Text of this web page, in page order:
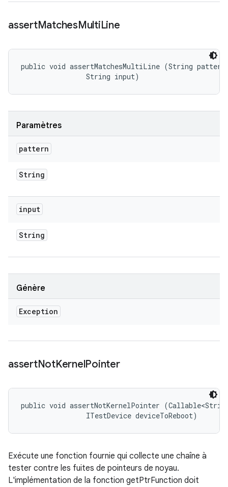
assertMatchesMultiLine
public void assertMatchesMultiLine (String
                String input)
Paramètres
pattern
String
input
String
Génère
Exception
assertNotKernelPointer
public void assertNotKernelPointer
                ITestDevice deviceToReboot)
Exécute une fonction fournie qui collecte une chaîne à
tester contre les fuites de pointeurs de noyau.
L'implémentation de la fonction getPtrFunction doit